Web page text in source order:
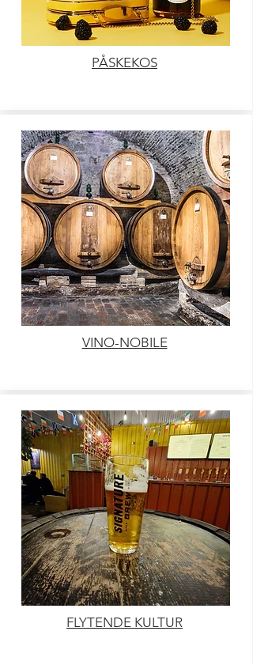
PÅSKEKOS
VINO-NOBILE
FLYTENDE KULTUR